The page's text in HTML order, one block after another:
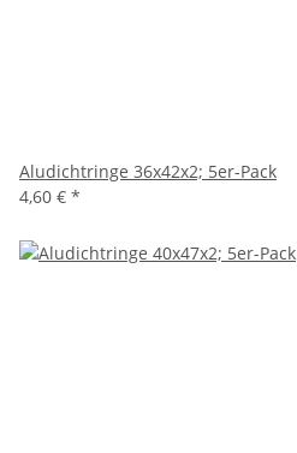
Aludichtringe 36x42x2; 5er-Pack
4,60 € *